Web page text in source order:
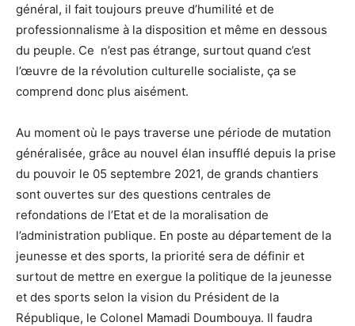
général, il fait toujours preuve d’humilité et de
professionnalisme à la disposition et même en dessous
du peuple. Ce n’est pas étrange, surtout quand c’est
l’œuvre de la révolution culturelle socialiste, ça se
comprend donc plus aisément.
Au moment où le pays traverse une période de mutation
généralisée, grâce au nouvel élan insufflé depuis la prise
du pouvoir le 05 septembre 2021, de grands chantiers
sont ouvertes sur des questions centrales de
refondations de l’Etat et de la moralisation de
l’administration publique. En poste au département de la
jeunesse et des sports, la priorité sera de définir et
surtout de mettre en exergue la politique de la jeunesse
et des sports selon la vision du Président de la
République, le Colonel Mamadi Doumbouya. Il faudra